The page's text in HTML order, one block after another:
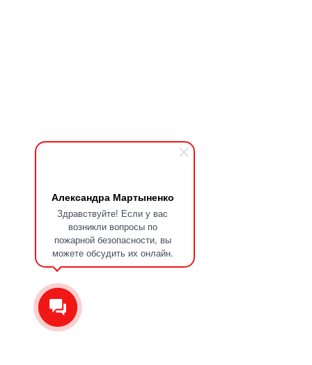
Александра Мартыненко
Здравствуйте! Если у вас
возникли вопросы по
пожарной безопасности, вы
можете обсудить их онлайн.